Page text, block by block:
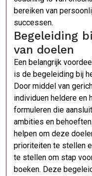
bereiken van
successen.
Begeleiding
van doelen
Een belangrijk
is de begeleiding bij
Door middel van
individuen heldere en
formuleren die
ambities en
helpen om deze
prioriteiten te stellen
te stellen om stap
boeken. Deze